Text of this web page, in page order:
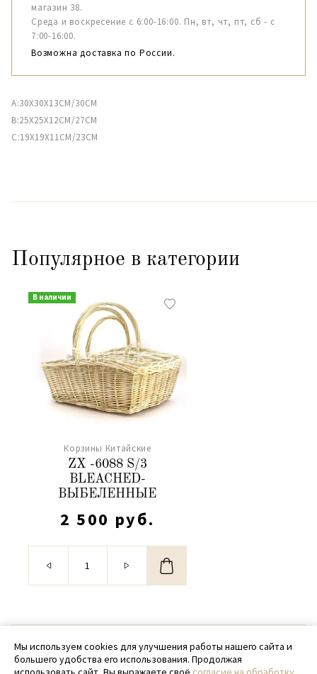
магазин 38.
Среда и воскресение с 6:00-16:00. Пн, вт, чт, пт, сб - с
7:00-16:00.
Возможна доставка по России.
A:30X30X13CM/30CM
B:25X25X12CM/27CM
C:19X19X11CM/23CM
Популярное в категории
В наличии
Корзины Китайские
ZX -6088 S/3
BLEACHED-
ВЫБЕЛЕННЫЕ
2 500 руб.
© 2020 - 2026 SamPack
+ 7 (918) 699-97-87
Мы используем cookies для улучшения работы нашего сайта и
большего удобства его использования. Продолжая